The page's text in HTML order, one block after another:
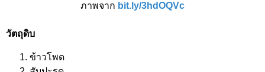
ภาพจาก bit.ly/3hdOQVc
วัตถุดิบ
ข้าวโพด